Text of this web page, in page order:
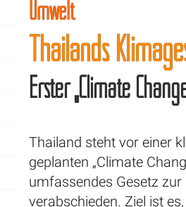
Umwelt
Thailands
Erster „Climate
Thailand steht vor einer
geplanten „Climate
umfassendes Gesetz
verabschieden. Ziel ist